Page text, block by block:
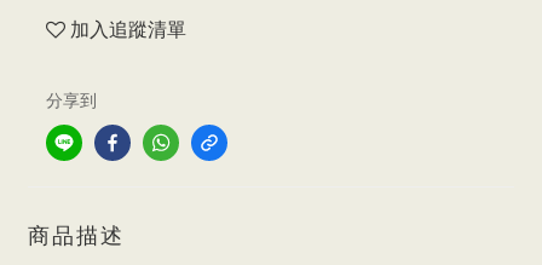
加入追蹤清單
分享到
商品描述